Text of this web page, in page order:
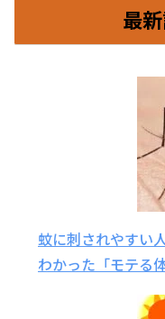
最
蚊に刺されやすい
わかった「モテる